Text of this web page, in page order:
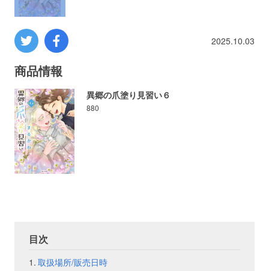
2025.10.03
商品情報
異郷の爪塗り見習い６
880
目次
取扱場所/販売日時
ミリタリー
その他
イベント
フェア
会社概要